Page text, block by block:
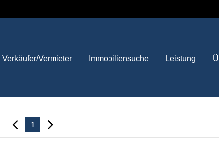
Verkäufer/Vermieter Immobiliensuche Leistung
1